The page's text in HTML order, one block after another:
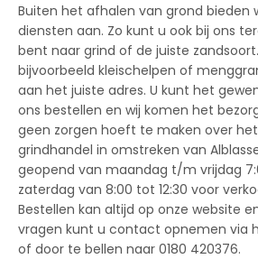
Buiten het afhalen van grond bieden
diensten aan. Zo kunt u ook bij ons
bent naar grind of de juiste
bijvoorbeeld kleischelpen of
aan het juiste adres. U kunt het
ons bestellen en wij komen het
geen zorgen hoeft te maken over het
grindhandel in omstreken van
geopend van maandag t/m vrijdag
zaterdag van 8:00 tot 12:30 voor
Bestellen kan altijd op onze website
vragen kunt u contact opnemen via
of door te bellen naar 0180 420376.